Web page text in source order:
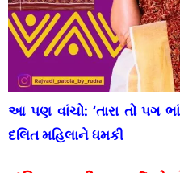
આ પણ વાંચો:‘તારા તો પગ
દલિત મહિલાને ધમકી